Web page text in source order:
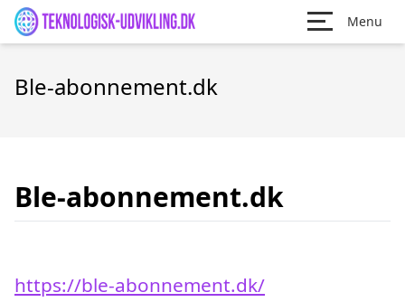
Menu
Ble-abonnement.dk
Ble-abonnement.dk
https://ble-abonnement.dk/